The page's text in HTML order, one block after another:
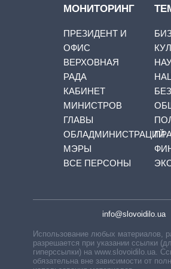
МОНИТОРИНГ
ПРЕЗИДЕНТ И
ОФИС
ВЕРХОВНАЯ
РАДА
КАБИНЕТ
МИНИСТРОВ
ГЛАВЫ
ОБЛАДМИНИСТРАЦИЙ
МЭРЫ
ВСЕ ПЕРСОНЫ
info@slovoidilo.ua
Использование любых материалов,
разрешается при указании ссылки
гиперссылки) на www.slovoidilo.ua.
обязательна вне зависимости от